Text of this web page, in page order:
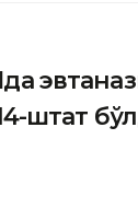
штат